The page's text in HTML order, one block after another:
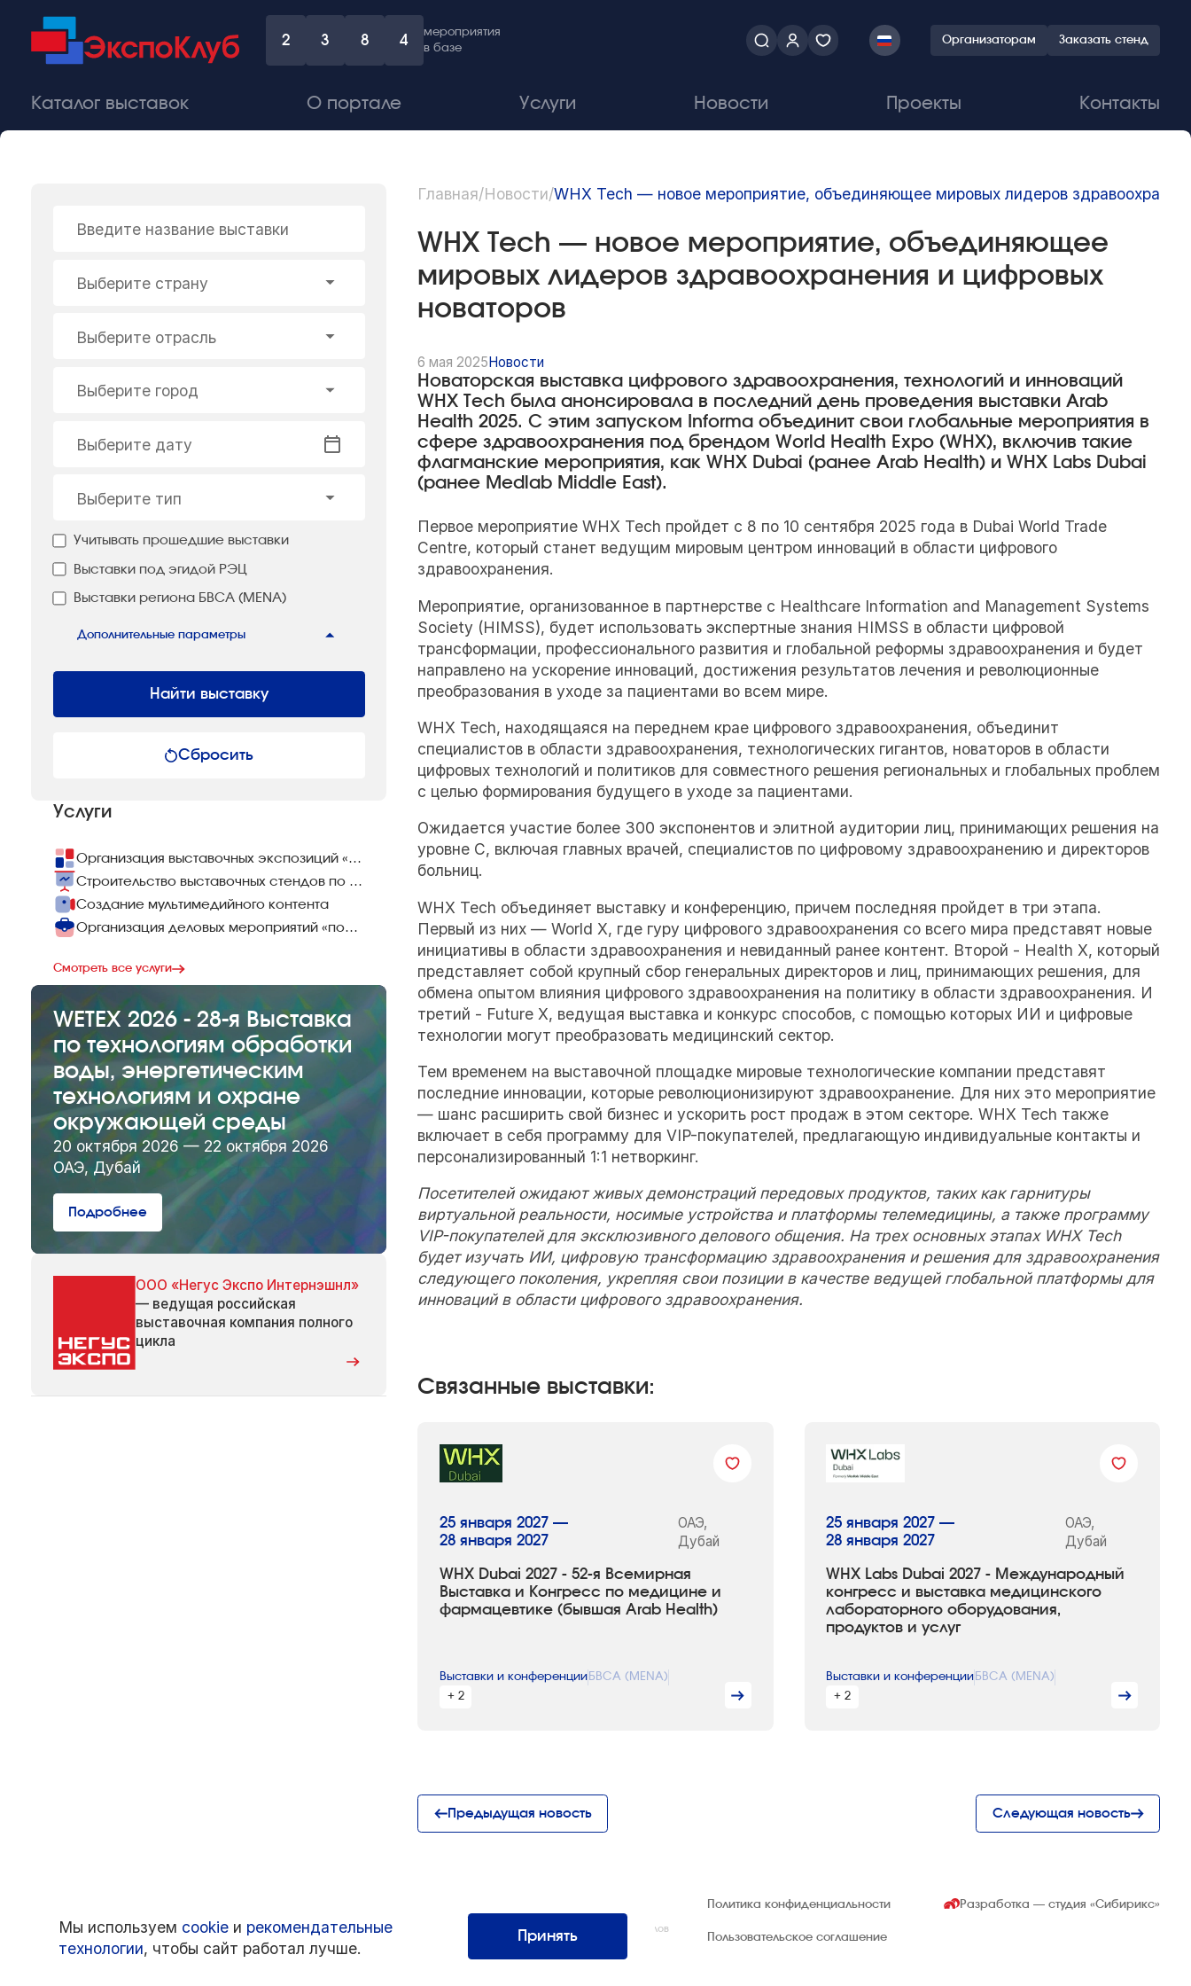
2 3 8 4
мероприятия
в базе
Организаторам Заказать стенд
Каталог выставок О портале Услуги Новости Проекты Контакты
Введите название выставки
Выберите страну
Выберите отрасль
Выберите город
Выберите дату
Выберите тип
Учитывать прошедшие выставки
Выставки под эгидой РЭЦ
Выставки региона БВСА (MENA)
Дополнительные параметры
Найти выставку
Сбросить
Услуги
Организация выставочных экспозиций «под ключ»
Строительство выставочных стендов по всему миру
Создание мультимедийного контента
Организация деловых мероприятий «под ключ»
Смотреть все услуги
WETEX 2026 - 28-я Выставка
по технологиям обработки
воды, энергетическим
технологиям и охране
окружающей среды
20 октября 2026 — 22 октября 2026
ОАЭ, Дубай
Подробнее
ООО «Негус Экспо Интернэшнл»
— ведущая российская
выставочная компания полного
цикла
Главная/Новости/WHX Tech — новое мероприятие, объединяющее мировых лидеров
WHX Tech — новое мероприятие, объединяющее
мировых лидеров здравоохранения и цифровых
новаторов
6 мая 2025 Новости
Новаторская выставка цифрового здравоохранения, технологий и инноваций
WHX Tech была анонсировала в последний день проведения выставки Arab
Health 2025. С этим запуском Informa объединит свои глобальные мероприятия в
сфере здравоохранения под брендом World Health Expo (WHX), включив такие
флагманские мероприятия, как WHX Dubai (ранее Arab Health) и WHX Labs Dubai
(ранее Medlab Middle East).
Первое мероприятие WHX Tech пройдет с 8 по 10 сентября 2025 года в Dubai World Trade
Centre, который станет ведущим мировым центром инноваций в области цифрового
здравоохранения.
Мероприятие, организованное в партнерстве с Healthcare Information and Management Systems
Society (HIMSS), будет использовать экспертные знания HIMSS в области цифровой
трансформации, профессионального развития и глобальной реформы здравоохранения и будет
направлено на ускорение инноваций, достижения результатов лечения и революционные
преобразования в уходе за пациентами во всем мире.
WHX Tech, находящаяся на переднем крае цифрового здравоохранения, объединит
специалистов в области здравоохранения, технологических гигантов, новаторов в области
цифровых технологий и политиков для совместного решения региональных и глобальных проблем
с целью формирования будущего в уходе за пациентами.
Ожидается участие более 300 экспонентов и элитной аудитории лиц, принимающих решения на
уровне C, включая главных врачей, специалистов по цифровому здравоохранению и директоров
больниц.
WHX Tech объединяет выставку и конференцию, причем последняя пройдет в три этапа.
Первый из них — World X, где гуру цифрового здравоохранения со всего мира представят новые
инициативы в области здравоохранения и невиданный ранее контент. Второй - Health X, который
представляет собой крупный сбор генеральных директоров и лиц, принимающих решения, для
обмена опытом влияния цифрового здравоохранения на политику в области здравоохранения. И
третий - Future X, ведущая выставка и конкурс способов, с помощью которых ИИ и цифровые
технологии могут преобразовать медицинский сектор.
Тем временем на выставочной площадке мировые технологические компании представят
последние инновации, которые революционизируют здравоохранение. Для них это мероприятие
— шанс расширить свой бизнес и ускорить рост продаж в этом секторе. WHX Tech также
включает в себя программу для VIP-покупателей, предлагающую индивидуальные контакты и
персонализированный 1:1 нетворкинг.
Посетителей ожидают живых демонстраций передовых продуктов, таких как гарнитуры
виртуальной реальности, носимые устройства и платформы телемедицины, а также программу
VIP-покупателей для эксклюзивного делового общения. На трех основных этапах WHX Tech
будет изучать ИИ, цифровую трансформацию здравоохранения и решения для здравоохранения
следующего поколения, укрепляя свои позиции в качестве ведущей глобальной платформы для
инноваций в области цифрового здравоохранения.
Связанные выставки:
WHX Dubai 2027 - 52-я Всемирная
Выставка и Конгресс по медицине и
фармацевтике (бывшая Arab Health)
25 января 2027 —
28 января 2027
ОАЭ,
Дубай
Выставки и конференции БВСА (MENA)
+ 2
WHX Labs Dubai 2027 - Международный
конгресс и выставка медицинского
лабораторного оборудования,
продуктов и услуг
25 января 2027 —
28 января 2027
ОАЭ,
Дубай
Выставки и конференции БВСА (MENA)
+ 2
Предыдущая новость Следующая новость
Интернэшнл»
Все права защищены. Использование материалов
возможно только со ссылкой на источник.
Политика конфиденциальности
Пользовательское соглашение
Разработка — студия«Сибирикс»
Мы используем cookie и рекомендательные
технологии, чтобы сайт работал лучше.
Принять